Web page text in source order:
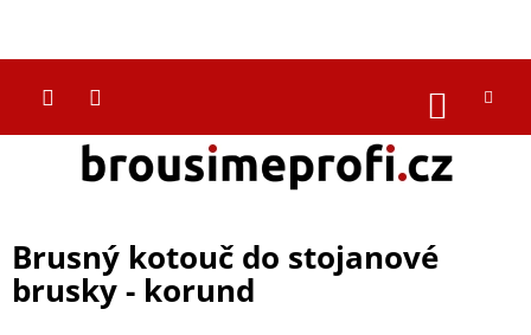
obsah
KOŠÍK
Brusný kotouč do stojanové
brusky - korund